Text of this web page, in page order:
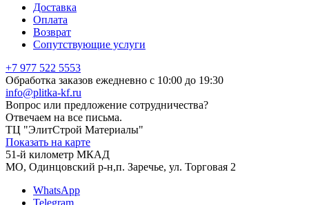
Доставка
Оплата
Возврат
Сопутствующие услуги
+7 977 522 5553
Обработка заказов ежедневно с 10:00 до 19:30
info@plitka-kf.ru
Вопрос или предложение сотрудничества?
Отвечаем на все письма.
ТЦ "ЭлитСтрой Материалы"
Показать на карте
51-й километр МКАД
МО, Одинцовский р-н,п. Заречье, ул. Торговая 2
WhatsApp
Telegram